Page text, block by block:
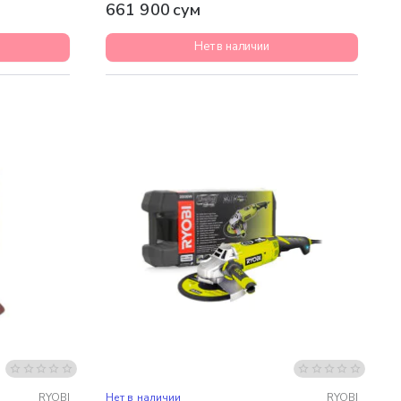
661 900 сум
Нет в наличии
RYOBI Бесплатная доставка
Нет в наличии RYOBI